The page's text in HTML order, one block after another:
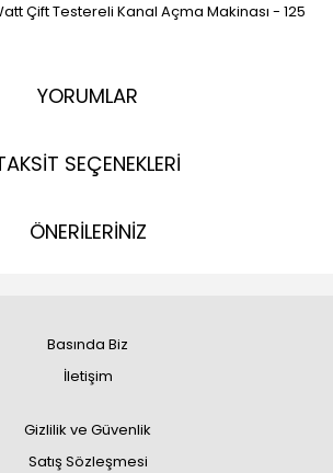
Çift Testereli Kanal Açma Makinası - 125
YORUMLAR
SEÇENEKLERİ
ÖNERİLERİNİZ
Basında Biz
İletişim
Gizlilik ve Güvenlik
Satış Sözleşmesi